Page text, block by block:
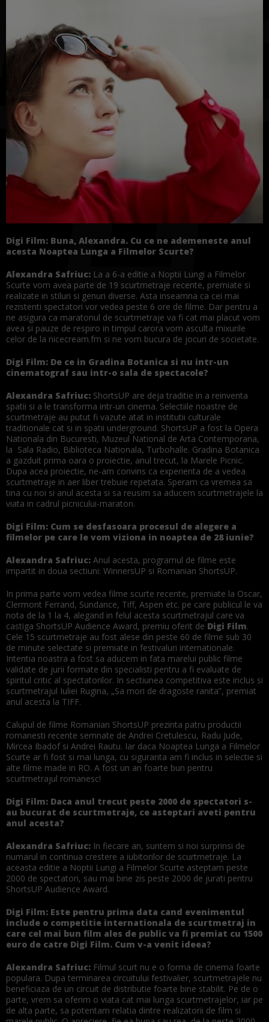
Digi Film: Buna, Alexandra. Cu ce ne ademeneste anul
acesta Noaptea Lunga a Filmelor Scurte?
Alexandra Safriuc: La a 6-a editie a Noptii Lungi a Filmelor
Scurte vom avea parte de 19 scurtmetraje recente, premiate si
realizate in stiluri si genuri diverse. Asta inseamna ca cei mai
rezistenti spectatori vor vedea peste 6 ore de filme. Dar pentru a
ne asigura ca maratonul de scurtmetraje va fi cat mai placut vom
avea si pauze de respiro in timpul carora vom asculta mixurile
celor de la nicecream.fm si ne vom bucura de jocuri de societate.
Digi Film: De ce in Gradina Botanica si nu intr-un
cinematograf sau intr-o sala de spectacole?
Alexandra Safriuc: ShortsUP are deja traditie in a reinventa
spatii si a le transforma intr-un cinema. Selectiile noastre de
scurtmetraje au putut fi vazute atat in institutii culturale
traditionale cat si in spatii underground. ShortsUP a fost la Opera
Nationala din Bucuresti, Muzeul National de Arta Contemporana,
la Sala Radio, Biblioteca Nationala, Turbohalle. Gradina Botanica
a gazduit prima oara o proiectie, anul trecut, la Marele Picnic.
Dupa acea proiectie, ne-am convins ca experienta de a vedea
scurtmetraje in aer liber trebuie repetata. Speram ca vremea sa
tina cu noi si anul acesta si sa reusim sa aducem scurtmetrajele la
viata in cadrul picnicului-maraton.
Digi Film: Cum se desfasoara procesul de alegere a
filmelor pe care le vom viziona in noaptea de 28 iunie?
Alexandra Safriuc: Anul acesta, programul de filme este
impartit in doua sectiuni: WinnersUP si Romanian ShortsUP.
In prima parte vom vedea filme scurte recente, premiate la Oscar,
Clermont Ferrand, Sundance, Tiff, Aspen etc. pe care publicul le va
nota de la 1 la 4, alegand in felul acesta scurtmetrajul care va
castiga ShortsUP Audience Award, premiu oferit de Digi Film.
Cele 15 scurtmetraje au fost alese din peste 60 de filme sub 30
de minute selectate si premiate in festivaluri internationale.
Intentia noastra a fost sa aducem in fata marelui public filme
validate de jurii formate din specialisti pentru a fi evaluate de
spiritul critic al spectatorilor. In sectiunea competitiva este inclus si
scurtmetrajul Iuliei Rugina, „Sa mori de dragoste ranita”, premiat
anul acesta la TIFF.
Calupul de filme Romanian ShortsUP prezinta patru productii
romanesti recente semnate de Andrei Cretulescu, Radu Jude,
Mircea Ibadof si Andrei Rautu. Iar daca Noaptea Lunga a Filmelor
Scurte ar fi fost si mai lunga, cu siguranta am fi inclus in selectie si
alte filme made in RO. A fost un an foarte bun pentru
scurtmetrajul romanesc!
Digi Film: Daca anul trecut peste 2000 de spectatori s-
au bucurat de scurtmetraje, ce asteptari aveti pentru
anul acesta?
Alexandra Safriuc: In fiecare an, suntem si noi surprinsi de
numarul in continua crestere a iubitorilor de scurtmetraje. La
aceasta editie a Noptii Lungi a Filmelor Scurte asteptam peste
2000 de spectatori, sau mai bine zis peste 2000 de jurati pentru
ShortsUP Audience Award.
Digi Film: Este pentru prima data cand evenimentul
include o competitie internationala de scurtmetraj in
care cel mai bun film ales de public va fi premiat cu 1500
euro de catre Digi Film. Cum v-a venit ideea?
Alexandra Safriuc: Filmul scurt nu e o forma de cinema foarte
populara. Dupa terminarea circuitului festivalier, scurtmetrajele nu
beneficiaza de un circuit de distributie foarte bine stabilit. Pe de o
parte, vrem sa oferim o viata cat mai lunga scurtmetrajelor, iar pe
de alta parte, sa potentam relatia dintre realizatorii de film si